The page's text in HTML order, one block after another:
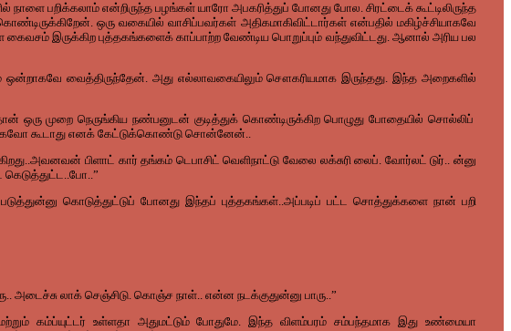
பறிக்கலாம் என்றிருந்த பழங்கள் யாரோ அபகரித்துப் போனது போல. சிரட்டைக் கூட்டிலிருந்த
ஒரு வகையில் வாசிப்பவர்கள் அதிகமாகிவிட்டார்கள் என்பதில் மகிழ்ச்சியாகவே
கைவசம் இருக்கிற புத்தகங்களைக் காப்பாற்ற வேண்டிய பொறுப்பும் வந்துவிட்டது. ஆனால் அரிய பல
வைத்திருந்தேன். அது எல்லாவகையிலும் சௌகரியமாக இருந்தது. இந்த அறைகளில்
ஒரு முறை நெருங்கிய நண்பனுடன் குடித்துக் கொண்டிருக்கிற பொழுது போதையில் சொல்லிப்
கூடாது எனக் கேட்டுக்கொண்டு சொன்னேன்..
பிளாட் கார் தங்கம் டெபாசிட் வெளிநாட்டு வேலை லக்சுரி லைப். வோர்லட் டுர்.. ன்னு
கெடுத்துட்ட..போ..”
கொடுத்துட்டுப் போனது இந்தப் புத்தகங்கள்..அப்படிப் பட்ட சொத்துக்களை நான் பறி
லாக் செஞ்சிடு. கொஞ்ச நாள்.. என்ன நடக்குதுன்னு பாரு..”
கம்ப்யுட்டர் உள்ளதா அதுமட்டும் போதுமே. இந்த விளம்பரம் சம்பந்தமாக இது உண்மையா